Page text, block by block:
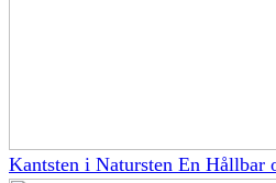
Kantsten i Natursten En Hållbar